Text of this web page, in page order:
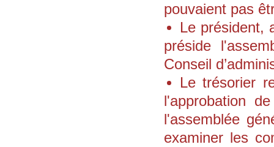
pouvaient pas
Le président,
préside
Conseil
Le trésorier
l'approbation
l'assemblée
examiner les